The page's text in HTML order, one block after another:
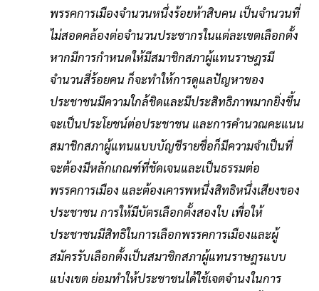
พรรคการเมืองจำนวนหนึ่งร้อยห้าสิบคน เป็นจำนวนที่
ไม่สอดคล้องต่อจำนวนประชากรในแต่ละเขตเลือกตั้ง
หากมีการกำหนดให้มีสมาชิกสภาผู้แทนราษฎรมี
จำนวนสี่ร้อยคน ก็จะทำให้การดูแลปัญหาของ
ประชาชนมีความใกล้ชิดและมีประสิทธิภาพมากยิ่งขึ้น
จะเป็นประโยชน์ต่อประชาชน และการคำนวณคะแนน
สมาชิกสภาผู้แทนแบบบัญชีรายชื่อก็มีความจำเป็นที่
จะต้องมีหลักเกณฑ์ที่ชัดเจนและเป็นธรรมต่อ
พรรคการเมือง และต้องเคารพหนึ่งสิทธิหนึ่งเสียงของ
ประชาชน การให้มีบัตรเลือกตั้งสองใบ เพื่อให้
ประชาชนมีสิทธิในการเลือกพรรคการเมืองและผู้
สมัครรับเลือกตั้งเป็นสมาชิกสภาผู้แทนราษฎรแบบ
แบ่งเขต ย่อมทำให้ประชาชนได้ใช้เจตจำนงในการ